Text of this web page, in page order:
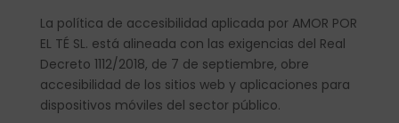
La política de accesibilidad aplicada por AMOR POR
EL TÉ SL. está alineada con las exigencias del Real
Decreto 1112/2018, de 7 de septiembre, obre
accesibilidad de los sitios web y aplicaciones para
dispositivos móviles del sector público.